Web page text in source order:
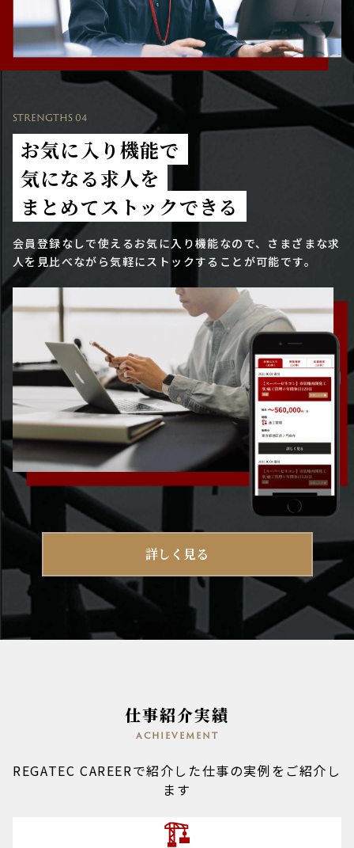
STRENGTHS 04
お気に入り機能で
気になる求人を
まとめてストックできる
会員登録なしで使えるお気に入り機能なので、さまざまな求
人を見比べながら気軽にストックすることが可能です。
詳しく見る
仕事紹介実績
achievement
REGATEC CAREERで紹介した仕事の実例をご紹介し
ます